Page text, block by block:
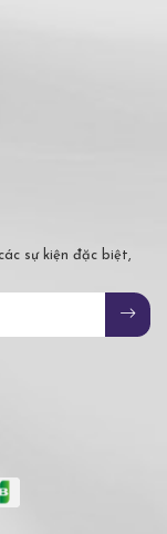
sự kiện đặc biệt,